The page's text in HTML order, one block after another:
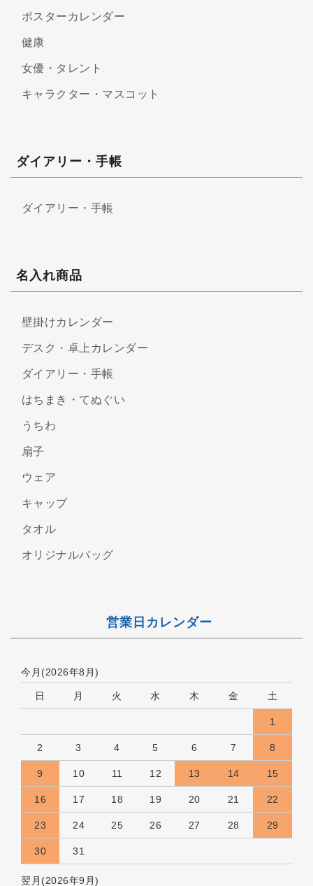
ポスターカレンダー
健康
女優・タレント
キャラクター・マスコット
ダイアリー・手帳
ダイアリー・手帳
名入れ商品
壁掛けカレンダー
デスク・卓上カレンダー
ダイアリー・手帳
はちまき・てぬぐい
うちわ
扇子
ウェア
キャップ
タオル
オリジナルバッグ
営業日カレンダー
今月(2026年8月)
日 月 火 水 木 金 土
1
2 3 4 5 6 7 8
9 10 11 12 13 14 15
16 17 18 19 20 21 22
23 24 25 26 27 28 29
30 31
翌月(2026年9月)